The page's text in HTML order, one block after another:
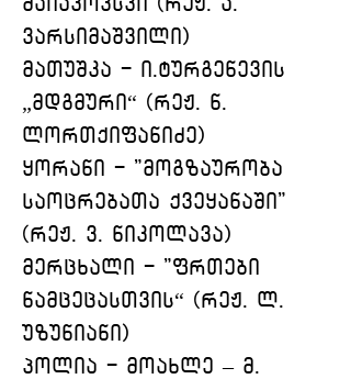
ვარსიმაშვილი)
მათუშკა - ი.ტურგენევის
„მდგმური“ (რეჟ. ნ.
ლორთქიფანიძე)
ყორანი - "მოგზაურობა
საოცრებათა ქვეყანაში"
(რეჟ. ვ. ნიკოლავა)
მერცხალი - "ფრთები
ნამცეცასთვის“ (რეჟ. ლ.
უზუნიანი)
პოლია - მოახლე – მ.